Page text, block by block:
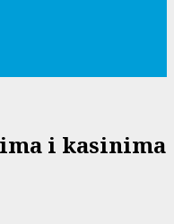
i kasinima